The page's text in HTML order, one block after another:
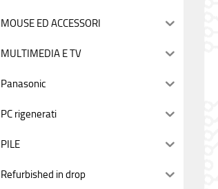
MOUSE ED ACCESSORI
MULTIMEDIA E TV
Panasonic
PC rigenerati
PILE
Refurbished in drop